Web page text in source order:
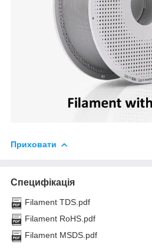
Приховати
Специфікація
Filament TDS.pdf
Filament RoHS.pdf
Filament MSDS.pdf